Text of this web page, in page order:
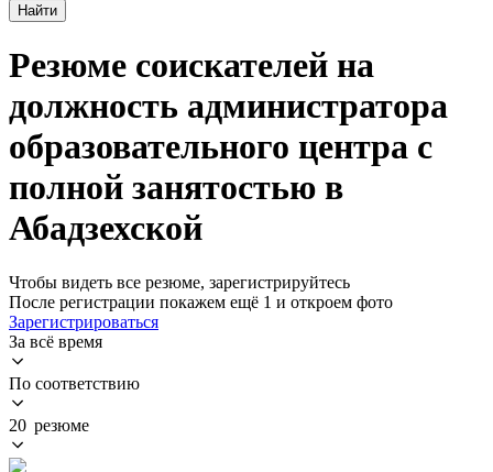
Найти
Резюме соискателей на
должность администратора
образовательного центра с
полной занятостью в
Абадзехской
Чтобы видеть все резюме, зарегистрируйтесь
После регистрации покажем ещё 1 и откроем фото
Зарегистрироваться
За всё время
По соответствию
20 резюме